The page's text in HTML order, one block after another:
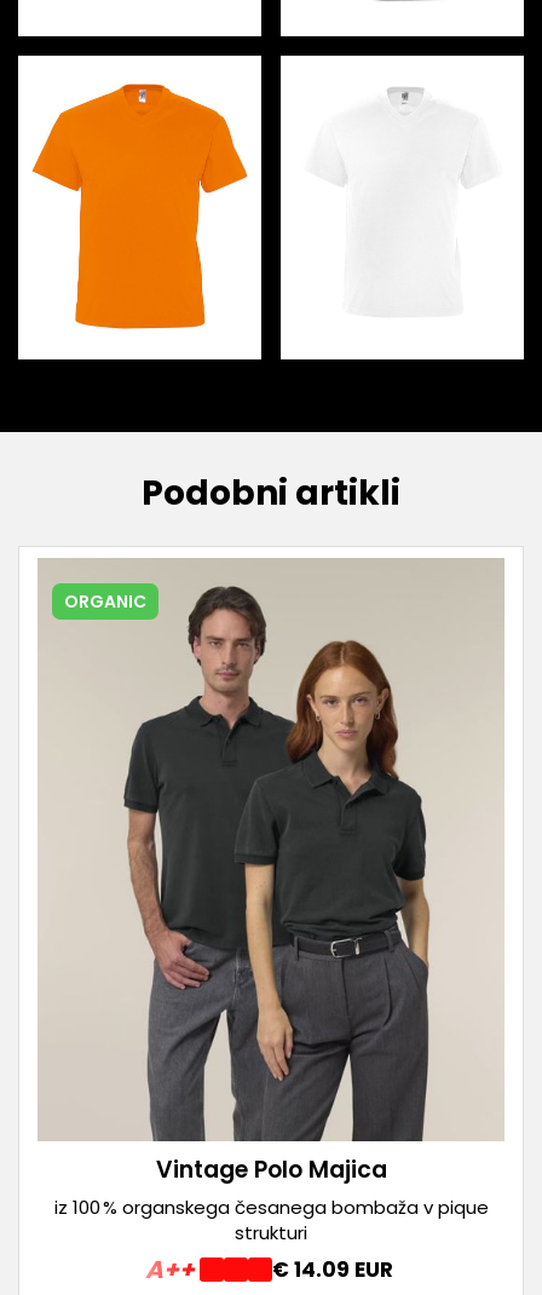
Podobni artikli
ORGANIC
Vintage Polo Majica
iz 100 % organskega česanega bombaža v pique
strukturi
A++ € 14.09 EUR